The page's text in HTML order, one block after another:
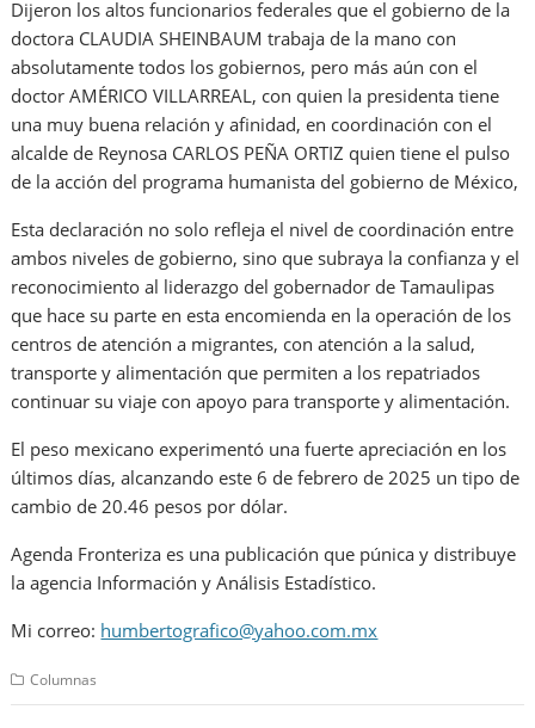
Dijeron los altos funcionarios federales que el gobierno de la
doctora CLAUDIA SHEINBAUM trabaja de la mano con
absolutamente todos los gobiernos, pero más aún con el
doctor AMÉRICO VILLARREAL, con quien la presidenta tiene
una muy buena relación y afinidad, en coordinación con el
alcalde de Reynosa CARLOS PEÑA ORTIZ quien tiene el pulso
de la acción del programa humanista del gobierno de México,
Esta declaración no solo refleja el nivel de coordinación entre
ambos niveles de gobierno, sino que subraya la confianza y el
reconocimiento al liderazgo del gobernador de Tamaulipas
que hace su parte en esta encomienda en la operación de los
centros de atención a migrantes, con atención a la salud,
transporte y alimentación que permiten a los repatriados
continuar su viaje con apoyo para transporte y alimentación.
El peso mexicano experimentó una fuerte apreciación en los
últimos días, alcanzando este 6 de febrero de 2025 un tipo de
cambio de 20.46 pesos por dólar.
Agenda Fronteriza es una publicación que púnica y distribuye
la agencia Información y Análisis Estadístico.
Mi correo: humbertografico@yahoo.com.mx
Columnas